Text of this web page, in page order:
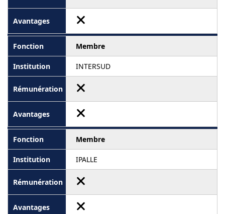
Membre
INTERSUD
Membre
IPALLE